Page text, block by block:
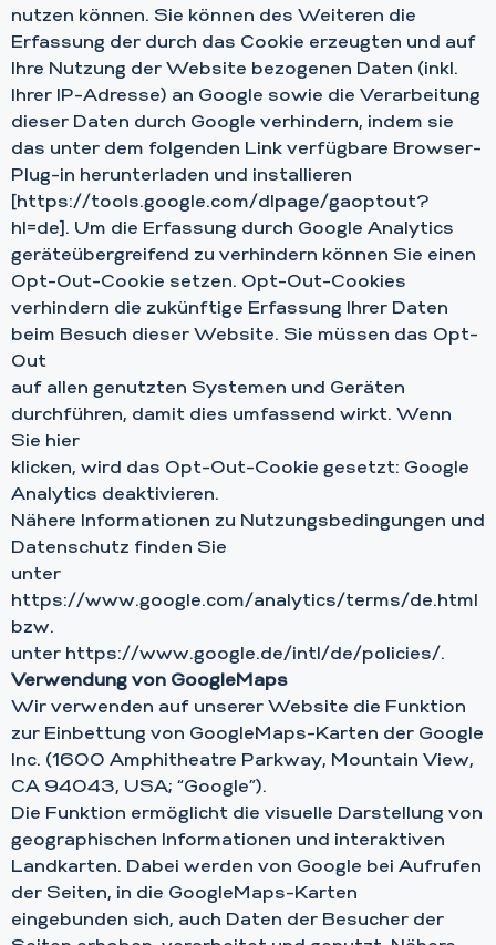
nutzen können. Sie können des Weiteren die
Erfassung der durch das Cookie erzeugten und auf
Ihre Nutzung der Website bezogenen Daten (inkl.
Ihrer IP-Adresse) an Google sowie die Verarbeitung
dieser Daten durch Google verhindern, indem sie
das unter dem folgenden Link verfügbare Browser-
Plug-in herunterladen und installieren
[https://tools.google.com/dlpage/gaoptout?
hl=de]. Um die Erfassung durch Google Analytics
geräteübergreifend zu verhindern können Sie einen
Opt-Out-Cookie setzen. Opt-Out-Cookies
verhindern die zukünftige Erfassung Ihrer Daten
beim Besuch dieser Website. Sie müssen das Opt-
Out
auf allen genutzten Systemen und Geräten
durchführen, damit dies umfassend wirkt. Wenn
Sie hier
klicken, wird das Opt-Out-Cookie gesetzt: Google
Analytics deaktivieren.
Nähere Informationen zu Nutzungsbedingungen und
Datenschutz finden Sie
unter
https://www.google.com/analytics/terms/de.html
bzw.
unter https://www.google.de/intl/de/policies/.
Verwendung von GoogleMaps
Wir verwenden auf unserer Website die Funktion
zur Einbettung von GoogleMaps-Karten der Google
Inc. (1600 Amphitheatre Parkway, Mountain View,
CA 94043, USA; “Google”).
Die Funktion ermöglicht die visuelle Darstellung von
geographischen Informationen und interaktiven
Landkarten. Dabei werden von Google bei Aufrufen
der Seiten, in die GoogleMaps-Karten
eingebunden sich, auch Daten der Besucher der